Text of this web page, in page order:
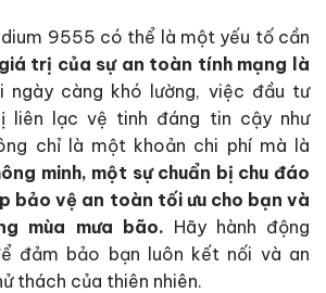
9555 có thể là một yếu tố cần
giá trị của sự an toàn tính mạng là
ngày càng khó lường, việc đầu tư
liên lạc vệ tinh đáng tin cậy như
chỉ là một khoản chi phí mà là
minh, một sự chuẩn bị chu đáo
bảo vệ an toàn tối ưu cho bạn và
mùa mưa bão. Hãy hành động
đảm bảo bạn luôn kết nối và an
thách của thiên nhiên.